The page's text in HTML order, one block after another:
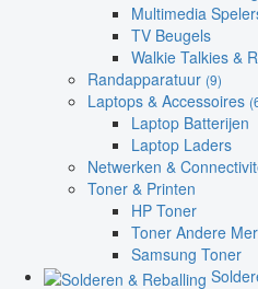
Multimedia
TV Beugels
Walkie Talkies &
Randapparatuur (9)
Laptops & Accessoires
Laptop Batterijen
Laptop Laders
Netwerken &
Toner & Printen
HP Toner
Toner Andere
Samsung Toner